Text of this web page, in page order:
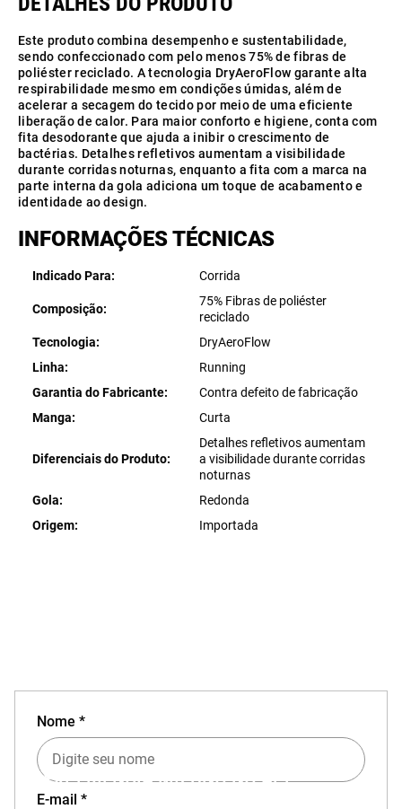
Este produto combina desempenho e sustentabilidade,
sendo confeccionado com pelo menos 75% de fibras de
poliéster reciclado. A tecnologia DryAeroFlow garante alta
respirabilidade mesmo em condições úmidas, além de
acelerar a secagem do tecido por meio de uma eficiente
liberação de calor. Para maior conforto e higiene, conta com
fita desodorante que ajuda a inibir o crescimento de
bactérias. Detalhes refletivos aumentam a visibilidade
durante corridas noturnas, enquanto a fita com a marca na
parte interna da gola adiciona um toque de acabamento e
identidade ao design.
INFORMAÇÕES TÉCNICAS
Indicado Para Corrida
Composição
75% Fibras de poliéster
reciclado
Tecnologia
DryAeroFlow
Linha
Running
Garantia do Fabricante
Contra defeito de fabricação
Manga
Curta
Diferenciais do Produto
Detalhes refletivos aumentam
a visibilidade durante corridas
noturnas
Gola
Redonda
Origem
Importada
EXPERIÊNCIA MIZUNO NO APP
Nome *
E-mail *